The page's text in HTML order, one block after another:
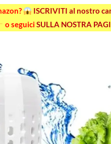
ISCRIVITI al nostro
o seguiciSULLA NOSTRA